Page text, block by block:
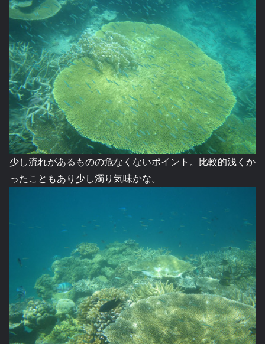
少し流れがあるものの危なくないポイント。比較的浅くか
ったこともあり少し濁り気味かな。